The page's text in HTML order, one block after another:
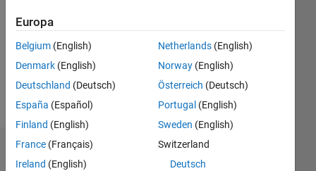
Follow
Messaggio
Dashboard
Europa
Belgium (English)
Denmark (English)
Deutschland (Deutsch)
España (Español)
Finland (English)
France (Français)
Ireland (English)
Netherlands(English)
Norway(English)
Österreich (Deutsch)
Portugal (English)
Sweden (English)
Switzerland
Deutsch